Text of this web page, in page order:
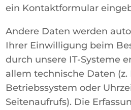
ein Kontaktformular
Andere Daten werden
Ihrer Einwilligung beim
durch unsere IT-Systeme
allem technische Daten
Betriebssystem oder
Seitenaufrufs). Die